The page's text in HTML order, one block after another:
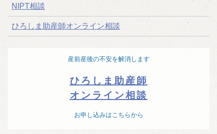
NIPT相談
ひろしま助産師オンライン相談
産前産後の不安を解消します
ひろしま助産師
オンライン相談
お申し込みはこちらから